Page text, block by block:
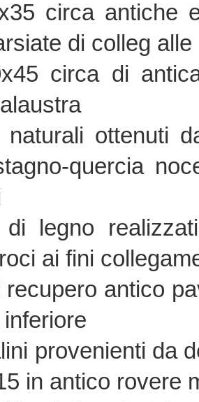
antico
provenienti da
antico rovere
scheletro sotto
scandole in legno di
lungo la fibra
coibentazione tetto
fissare scandole
a vista tetto
antico
,